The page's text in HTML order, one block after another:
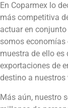
En Coparmex lo
más competitiva
actuar en
somos
muestra de ello es
exportaciones de
destino a nuestros
Más aún, nuestro